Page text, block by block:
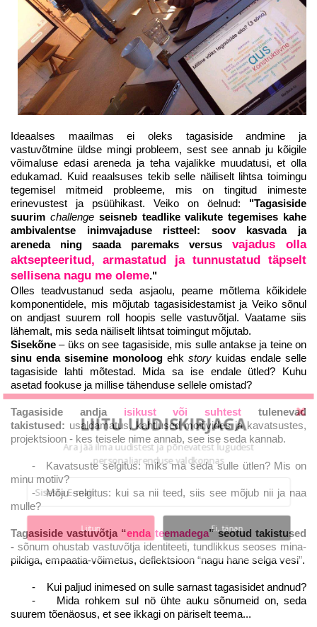
Ideaalses maailmas ei oleks tagasiside andmine ja
vastuvõtmine üldse mingi probleem, sest see annab ju kõigile
võimaluse edasi areneda ja teha vajalikke muudatusi, et olla
edukamad. Kuid reaalsuses tekib selle näiliselt lihtsa toimingu
tegemisel mitmeid probleeme, mis on tingitud inimeste
erinevustest ja psüühikast. Veiko on öelnud: "Tagasiside
suurim challenge seisneb teadlike valikute tegemises kahe
ambivalentse inimvajaduse ristteel: soov kasvada ja
areneda ning saada paremaks versus vajadus olla
aktsepteeritud, armastatud ja tunnustatud täpselt
sellisena nagu me oleme."
Olles teadvustanud seda asjaolu, peame mõtlema kõikidele
komponentidele, mis mõjutab tagasisidestamist ja Veiko sõnul
on andjast suurem roll hoopis selle vastuvõtjal. Vaatame siis
lähemalt, mis seda näiliselt lihtsat toimingut mõjutab.
Sisekõne – üks on see tagasiside, mis sulle antakse ja teine on
sinu enda sisemine monoloog ehk story kuidas endale selle
tagasiside lahti mõtestad. Mida sa ise endale ütled? Kuhu
asetad fookuse ja millise tähenduse sellele omistad?
Tagasiside andja isikust või suhtest tulenevad
takistused: usaldamatus, kahtlused motiivides ja kavatsustes,
projektsioon - kes teisele nime annab, see ise seda kannab.
- Kavatsuste selgitus: miks ma seda sulle ütlen? Mis on
minu motiiv?
- Mõju selgitus: kui sa nii teed, siis see mõjub nii ja naa
mulle?
Tagasiside vastuvõtja “enda teemadega” seotud takistused
- sõnum ohustab vastuvõtja identiteeti, tundlikkus seoses mina-
pildiga, empaatia-võimetus, deflektsioon “nagu hane selga vesi”.
- Kui paljud inimesed on sulle sarnast tagasisidet andnud?
- Mida rohkem sul nö ühte auku sõnumeid on, seda
suurem tõenäosus, et see ikkagi on päriselt teema...
LIITU UUDISKIRJAGA
Ära jää ilma uudistest ja põnevatest lugudest
personaliarenduse valdkonnas
Ei, tänan
Liitun